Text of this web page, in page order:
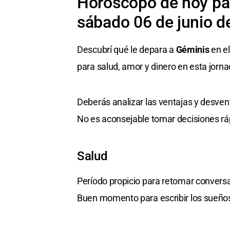
sábado 06 de junio
Descubrí qué le depara a Géminisen
para salud, amor y dinero en esta
Deberás analizar las ventajas y
No es aconsejable tomar decisiones
Salud
Período propicio para retomar
Buen momento para escribir los